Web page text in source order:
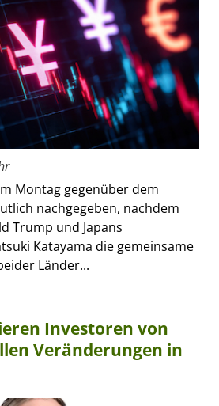
Montag gegenüber dem
nachgegeben, nachdem
Trump und Japans
Katayama die gemeinsame
Länder...
Investoren von
Veränderungen in